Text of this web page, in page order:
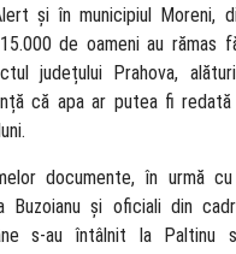
și în municipiul Moreni,
de oameni au rămas
județului Prahova,
că apa ar putea fi
documente, în urmă
Buzoianu și oficiali din
s-au întâlnit la Paltinu